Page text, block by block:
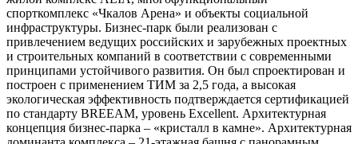
спорткомплекс «Чкалов Арена» и объекты социальной
инфраструктуры. Бизнес-парк были реализован с
привлечением ведущих российских и зарубежных проектных
и строительных компаний в соответствии с современными
принципами устойчивого развития. Он был спроектирован и
построен с применением ТИМ за 2,5 года, а высокая
экологическая эффективность подтверждается сертификацией
по стандарту BREEAM, уровень Excellent. Архитектурная
концепция бизнес-парка – «кристалл в камне». Архитектурная